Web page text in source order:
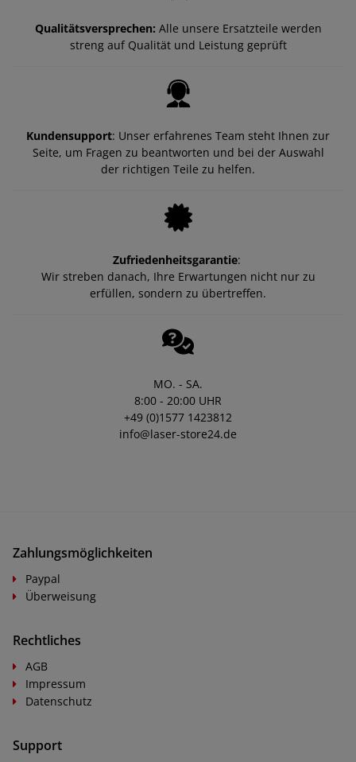
Qualitätsversprechen: Alle unsere Ersatzteile werden
streng auf Qualität und Leistung geprüft
Kundensupport: Unser erfahrenes Team steht Ihnen zur
Seite, um Fragen zu beantworten und bei der Auswahl
der richtigen Teile zu helfen.
Zufriedenheitsgarantie:
Wir streben danach, Ihre Erwartungen nicht nur zu
erfüllen, sondern zu übertreffen.
MO. - SA.
8:00 - 20:00 UHR
+49 (0)1577 1423812
info@laser-store24.de
Support
Rechtliches
AGB
Impressum
Datenschutz
Zahlungsmöglichkeiten
Paypal
Überweisung